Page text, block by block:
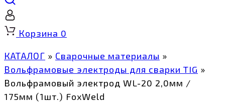
Корзина 0
КАТАЛОГ » Сварочные материалы »
Вольфрамовые электроды для сварки TIG »
Вольфрамовый электрод WL-20 2,0мм /
175мм (1шт.) FoxWeld